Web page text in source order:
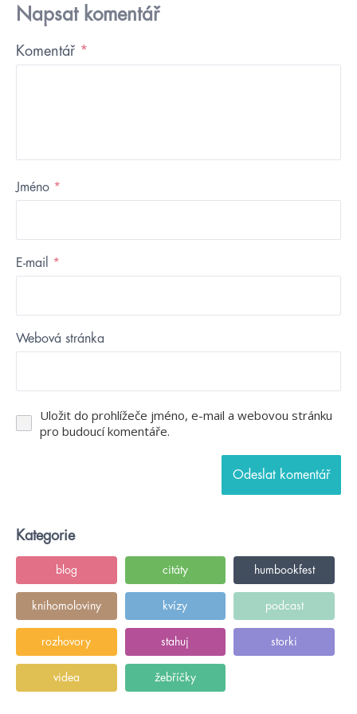
Napsat komentář
Komentář *
Jméno *
E-mail *
Webová stránka
Uložit do prohlížeče jméno, e-mail a webovou stránku
pro budoucí komentáře.
Kategorie
blog citáty humbookfest
knihomoloviny kvízy podcast
rozhovory stahuj storki
videa žebříčky